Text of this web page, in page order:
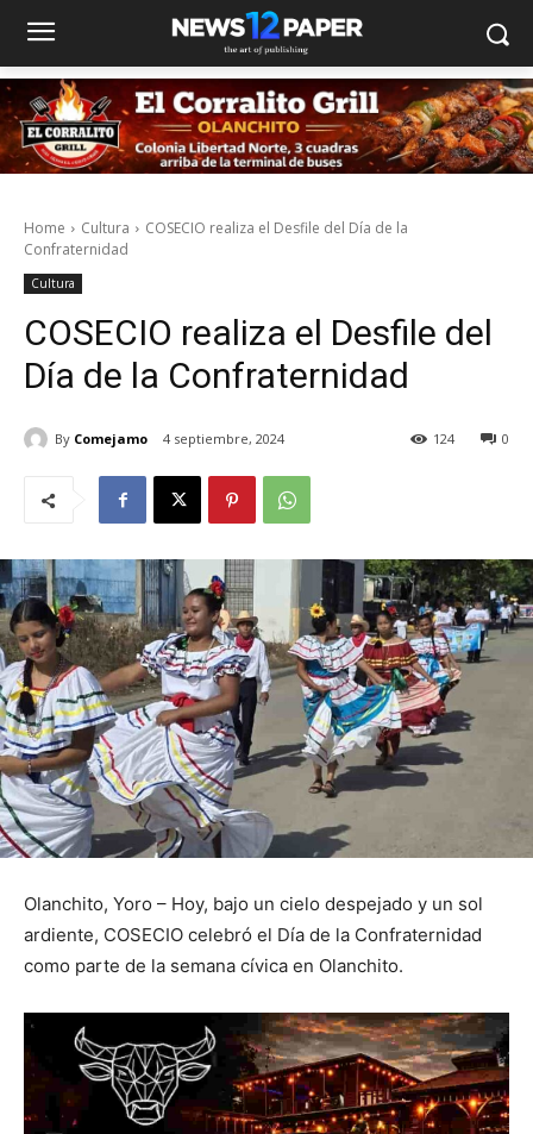
Home Cultura
COSECIO realiza el Desfile del Día de la
Confraternidad
Cultura
COSECIO realiza el Desfile del
Día de la Confraternidad
By Comejamo 4 septiembre, 2024 0
124
Olanchito, Yoro – Hoy, bajo un cielo despejado y un sol
ardiente, COSECIO celebró el Día de la Confraternidad
como parte de la semana cívica en Olanchito.